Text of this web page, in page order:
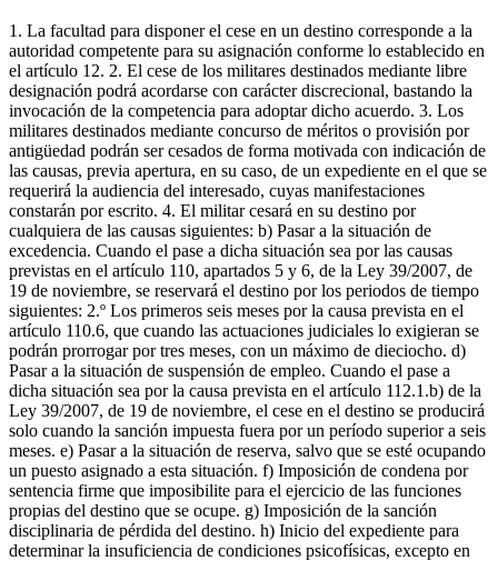
1. La facultad para disponer el cese en un destino corresponde a la
autoridad competente para su asignación conforme lo establecido en
el artículo 12. 2. El cese de los militares destinados mediante libre
designación podrá acordarse con carácter discrecional, bastando la
invocación de la competencia para adoptar dicho acuerdo. 3. Los
militares destinados mediante concurso de méritos o provisión por
antigüedad podrán ser cesados de forma motivada con indicación de
las causas, previa apertura, en su caso, de un expediente en el que se
requerirá la audiencia del interesado, cuyas manifestaciones
constarán por escrito. 4. El militar cesará en su destino por
cualquiera de las causas siguientes: b) Pasar a la situación de
excedencia. Cuando el pase a dicha situación sea por las causas
previstas en el artículo 110, apartados 5 y 6, de la Ley 39/2007, de
19 de noviembre, se reservará el destino por los periodos de tiempo
siguientes: 2.º Los primeros seis meses por la causa prevista en el
artículo 110.6, que cuando las actuaciones judiciales lo exigieran se
podrán prorrogar por tres meses, con un máximo de dieciocho. d)
Pasar a la situación de suspensión de empleo. Cuando el pase a
dicha situación sea por la causa prevista en el artículo 112.1.b) de la
Ley 39/2007, de 19 de noviembre, el cese en el destino se producirá
solo cuando la sanción impuesta fuera por un período superior a seis
meses. e) Pasar a la situación de reserva, salvo que se esté ocupando
un puesto asignado a esta situación. f) Imposición de condena por
sentencia firme que imposibilite para el ejercicio de las funciones
propias del destino que se ocupe. g) Imposición de la sanción
disciplinaria de pérdida del destino. h) Inicio del expediente para
determinar la insuficiencia de condiciones psicofísicas, excepto en